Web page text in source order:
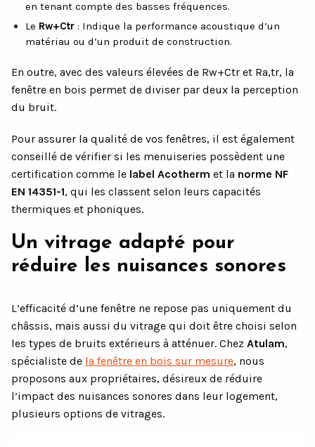
en tenant compte des basses fréquences.
Le Rw+Ctr : Indique la performance acoustique d’un
matériau ou d’un produit de construction.
En outre, avec des valeurs élevées de Rw+Ctr et Ra,tr, la
fenêtre en bois permet de diviser par deux la perception
du bruit.
Pour assurer la qualité de vos fenêtres, il est également
conseillé de vérifier si les menuiseries possèdent une
certification comme le label Acotherm et la norme NF
EN 14351-1, qui les classent selon leurs capacités
thermiques et phoniques.
Un vitrage adapté pour
réduire les nuisances sonores
L’efficacité d’une fenêtre ne repose pas uniquement du
châssis, mais aussi du vitrage qui doit être choisi selon
les types de bruits extérieurs à atténuer. Chez Atulam,
spécialiste de la fenêtre en bois sur mesure, nous
proposons aux propriétaires, désireux de réduire
l’impact des nuisances sonores dans leur logement,
plusieurs options de vitrages.